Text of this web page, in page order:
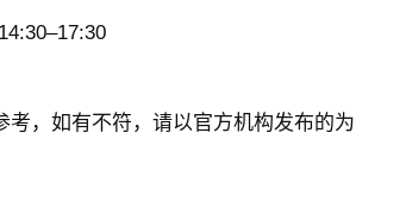
考，如有不符，请以官方机构发布的为